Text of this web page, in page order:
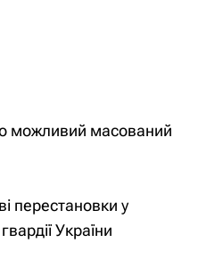
можливий масований
перестановки у
України